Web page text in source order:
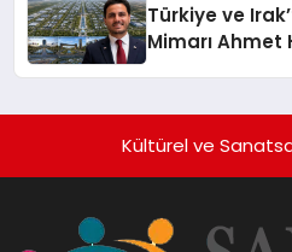
Türkiye ve
Mimarı Ahmet
Hayata
Kültürel ve